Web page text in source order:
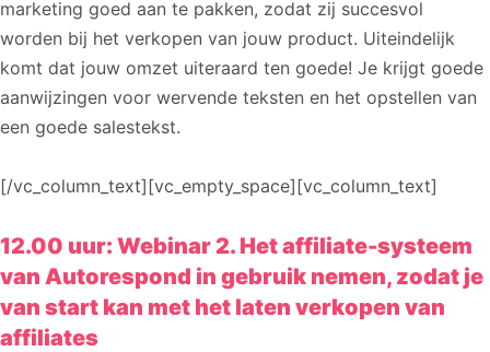
marketing goed aan te pakken, zodat zij succesvol
worden bij het verkopen van jouw product. Uiteindelijk
komt dat jouw omzet uiteraard ten goede! Je krijgt goede
aanwijzingen voor wervende teksten en het opstellen van
een goede salestekst.
[/vc_column_text][vc_empty_space][vc_column_text]
12.00 uur: Webinar 2. Het affiliate-systeem
van Autorespond in gebruik nemen, zodat je
van start kan met het laten verkopen van
affiliates